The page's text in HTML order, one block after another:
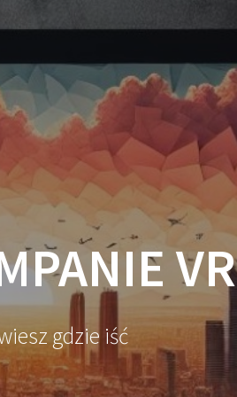
VR
gdzie iść